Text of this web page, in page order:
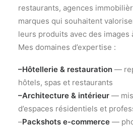
restaurants, agences
marques qui souhaitent
leurs produits avec des images
Mes domaines d’expertise :
–Hôtellerie & restauration —
hôtels, spas et restaurants
–Architecture & intérieur —
d’espaces résidentiels et
–Packshots e-commerce —